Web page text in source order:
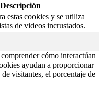
Descripción
estas cookies y se utiliza
de videos incrustados.
cómo interactúan
ayudan a proporcionar
visitantes, el porcentaje de